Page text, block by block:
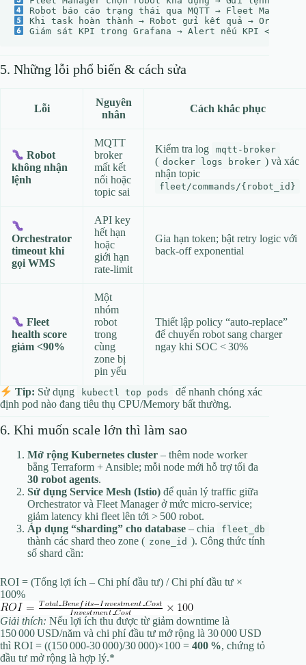
5. Những lỗi phổ biến & cách sửa
Lỗi
Nguyên
nhân
Cách khắc phục
Robot
không nhận
lệnh
MQTT
broker
mất kết
nối hoặc
topic sai
Kiểm tra log mqtt-broker
( docker logs broker ) và xác
nhận topic
fleet/commands/{robot_id}
Orchestrator
timeout khi
gọi WMS
API key
hết hạn
hoặc
giới hạn
rate‑limit
Gia hạn token; bật retry logic với
back‑off exponential
Fleet
health score
giảm <90%
Một
nhóm
robot
trong
cùng
zone bị
pin yếu
Thiết lập policy “auto‑replace”
để chuyển robot sang charger
ngay khi SOC < 30%
Tip: Sử dụng kubectl top pods
để nhanh chóng xác
định pod nào đang tiêu thụ CPU/Memory bất thường.
6. Khi muốn scale lớn thì làm sao
Mở rộng Kubernetes cluster – thêm node worker
bằng Terraform + Ansible; mỗi node mới hỗ trợ tối đa
30 robot agents.
Sử dụng Service Mesh (Istio) để quản lý traffic giữa
Orchestrator và Fleet Manager ở mức micro‑service;
giảm latency khi fleet lên tới > 500 robot.
Áp dụng “sharding” cho database – chia fleet_db
thành các shard theo zone ( zone_id ). Công thức tính
số shard cần:
ROI = (Tổng lợi ích – Chi phí đầu tư) / Chi phí đầu tư ×
100%
Giải thích: Nếu lợi ích thu được từ giảm downtime là
150 000 USD/năm và chi phí đầu tư mở rộng là 30 000 USD
thì ROI = ((150 000‑30 000)/30 000)×100 = 400 %, chứng tỏ
đầu tư mở rộng là hợp lý.*